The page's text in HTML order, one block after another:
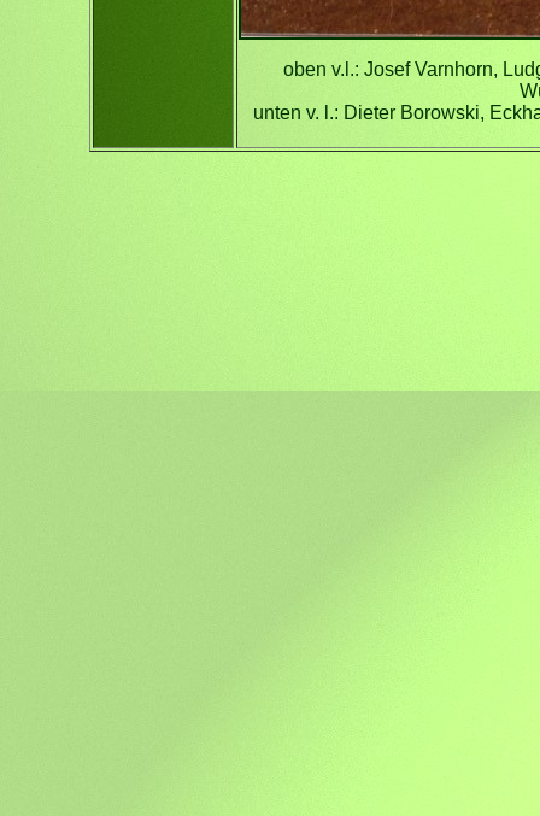
oben v.l.: Josef Varnhorn,
unten v. l.: Dieter Borowski,